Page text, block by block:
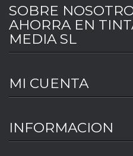
SOBRE
AHORRA EN
MEDIA SL
MI CUENTA
INFORMACION